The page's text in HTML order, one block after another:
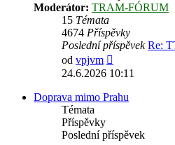
Moderátor: TRAM-FÓRUM
15 Témata
4674 Příspěvky
Poslední příspěvek Re:
od vpjvm
poslední
24.6.2026 10:11
Doprava mimo Prahu
Témata
Příspěvky
Poslední příspěvek